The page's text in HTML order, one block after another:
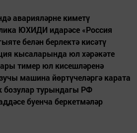
аварияләрне киметү
ЮХИДИ идарәсе «Россия
белән берлектә кисәтү
кысаларында юл хәрәкәте
тимер юл кисешләренә
машина йөртүчеләргә карата
бозулар турындагы РФ
буенча беркетмәләр